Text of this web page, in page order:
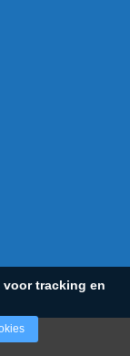
voor tracking en